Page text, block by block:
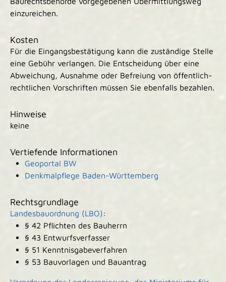
einzureichen.
Kosten
Für die Eingangsbestätigung kann die zuständige Stelle
eine Gebühr verlangen. Die Entscheidung über eine
Abweichung, Ausnahme oder Befreiung von öffentlich-
rechtlichen Vorschriften müssen Sie ebenfalls bezahlen.
Hinweise
keine
Vertiefende Informationen
Geoportal BW
Denkmalpflege Baden-Württemberg
Rechtsgrundlage
Landesbauordnung (LBO) :
§ 42 Pflichten des Bauherrn
§ 43 Entwurfsverfasser
§ 51 Kenntnisgabeverfahren
§ 53 Bauvorlagen und Bauantrag